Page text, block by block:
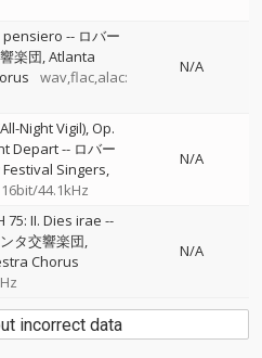
pensiero -- ロバー
楽団 Atlanta
wav,flac,alac:
N/A
Night Vigil), Op.
Depart-- ロバー
Singers
44.1kHz
N/A
75: II. Dies irae --
タ交響楽団
Chorus
N/A
incorrect data